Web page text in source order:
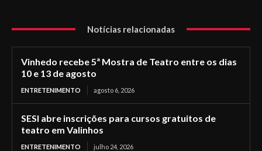
Notícias relacionadas
Vinhedo recebe 5ª Mostra de Teatro entre os dias
10 e 13 de agosto
ENTRETENIMENTO agosto 6, 2026
SESI abre inscrições para cursos gratuitos de
teatro em Valinhos
ENTRETENIMENTO julho 24, 2026